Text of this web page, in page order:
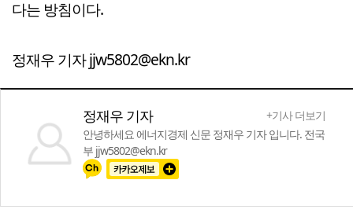
다는 방침이다.
정재우 기자 jjw5802@ekn.kr
정재우 기자
+기사 더보기
안녕하세요 에너지경제 신문 정재우 기자 입니다. 전국
부 jjw5802@ekn.kr